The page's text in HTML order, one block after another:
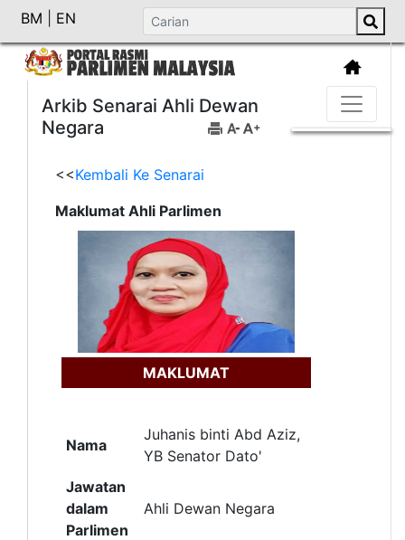
BM EN
Arkib Senarai Ahli Dewan
Negara
<<Kembali Ke Senarai
Maklumat Ahli Parlimen
MAKLUMAT
Nama
Juhanis binti Abd Aziz,
YB Senator Dato'
Jawatan
dalam
Parlimen
Ahli Dewan Negara